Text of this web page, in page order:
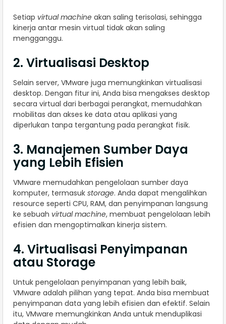
Setiap virtual machine akan saling terisolasi, sehingga
kinerja antar mesin virtual tidak akan saling
mengganggu.
2. Virtualisasi Desktop
Selain server, VMware juga memungkinkan virtualisasi
desktop. Dengan fitur ini, Anda bisa mengakses desktop
secara virtual dari berbagai perangkat, memudahkan
mobilitas dan akses ke data atau aplikasi yang
diperlukan tanpa tergantung pada perangkat fisik.
3. Manajemen Sumber Daya
yang Lebih Efisien
VMware memudahkan pengelolaan sumber daya
komputer, termasuk storage. Anda dapat mengalihkan
resource seperti CPU, RAM, dan penyimpanan langsung
ke sebuah virtual machine, membuat pengelolaan lebih
efisien dan mengoptimalkan kinerja sistem.
4. Virtualisasi Penyimpanan
atau Storage
Untuk pengelolaan penyimpanan yang lebih baik,
VMware adalah pilihan yang tepat. Anda bisa membuat
penyimpanan data yang lebih efisien dan efektif. Selain
itu, VMware memungkinkan Anda untuk menduplikasi